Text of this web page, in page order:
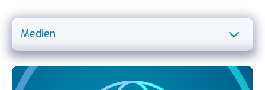
Medien
Mission, Vision und Qualitätspolitik